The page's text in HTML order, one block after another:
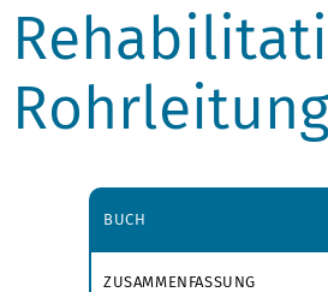
BUCH
ZUSAMMENFASSUNG